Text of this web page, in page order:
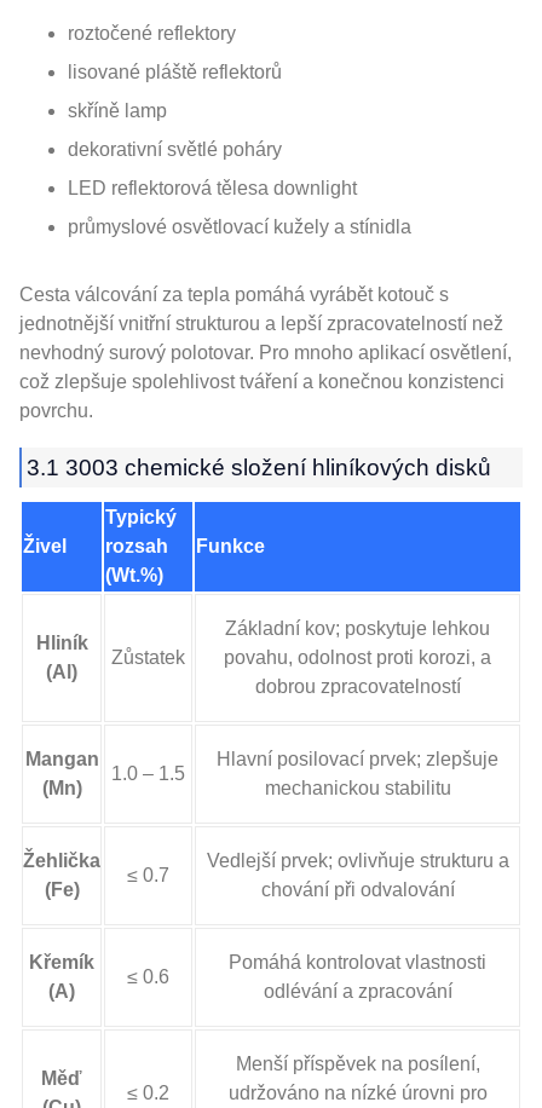
roztočené reflektory
lisované pláště reflektorů
skříně lamp
dekorativní světlé poháry
LED reflektorová tělesa downlight
průmyslové osvětlovací kužely a stínidla
Cesta válcování za tepla pomáhá vyrábět kotouč s
jednotnější vnitřní strukturou a lepší zpracovatelností než
nevhodný surový polotovar. Pro mnoho aplikací osvětlení,
což zlepšuje spolehlivost tváření a konečnou konzistenci
povrchu.
3.1 3003 chemické složení hliníkových disků
Živel
Typický
rozsah
(Wt.%)
Funkce
Hliník
(Al)
Zůstatek
Základní kov; poskytuje lehkou
povahu, odolnost proti korozi, a
dobrou zpracovatelností
Mangan
(Mn)
1.0 – 1.5
Hlavní posilovací prvek; zlepšuje
mechanickou stabilitu
Žehlička
(Fe)
≤ 0.7
Vedlejší prvek; ovlivňuje strukturu a
chování při odvalování
Křemík
(A)
≤ 0.6
Pomáhá kontrolovat vlastnosti
odlévání a zpracování
Měď
≤ 0.2
Menší příspěvek na posílení,
udržováno na nízké úrovni pro